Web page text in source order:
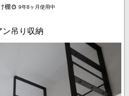
棚 9年8ヶ月使用中
ン吊り収納